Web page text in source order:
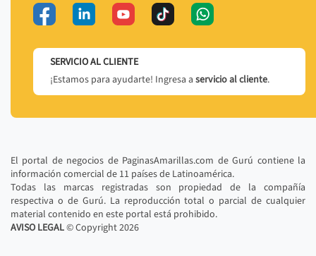
SERVICIO AL CLIENTE
¡Estamos para ayudarte! Ingresa a servicio al cliente.
El portal de negocios de PaginasAmarillas.com de Gurú contiene la
información comercial de 11 países de Latinoamérica.
Todas las marcas registradas son propiedad de la compañía
respectiva o de Gurú. La reproducción total o parcial de cualquier
material contenido en este portal está prohibido.
AVISO LEGAL© Copyright2026